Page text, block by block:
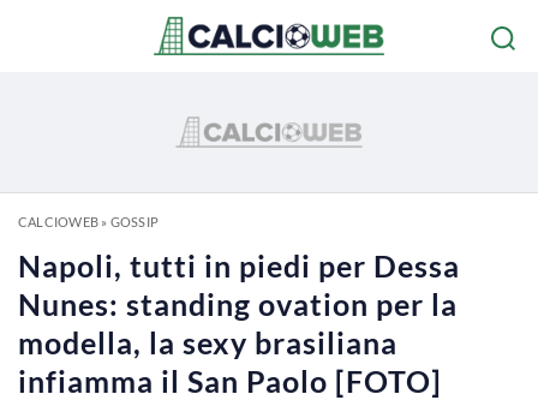
CALCIOWEB» GOSSIP
Napoli, tutti in piedi per Dessa
Nunes: standing ovation per la
modella, la sexy brasiliana
infiamma il San Paolo [FOTO]